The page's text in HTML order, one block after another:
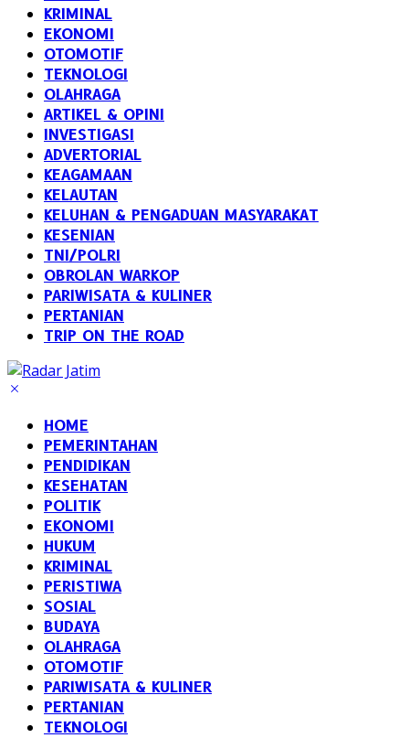
KRIMINAL
EKONOMI
OTOMOTIF
TEKNOLOGI
OLAHRAGA
ARTIKEL & OPINI
INVESTIGASI
ADVERTORIAL
KEAGAMAAN
KELAUTAN
KELUHAN & PENGADUAN MASYARAKAT
KESENIAN
TNI/POLRI
OBROLAN WARKOP
PARIWISATA & KULINER
PERTANIAN
TRIP ON THE ROAD
HOME
PEMERINTAHAN
PENDIDIKAN
KESEHATAN
POLITIK
EKONOMI
HUKUM
KRIMINAL
PERISTIWA
SOSIAL
BUDAYA
OLAHRAGA
OTOMOTIF
PARIWISATA & KULINER
PERTANIAN
TEKNOLOGI